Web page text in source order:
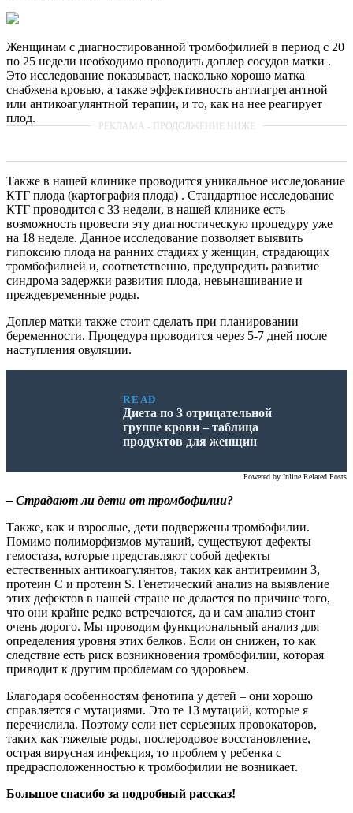
Женщинам с диагностированной тромбофилией в период с 20
по 25 недели необходимо проводить доплер сосудов матки .
Это исследование показывает, насколько хорошо матка
снабжена кровью, а также эффективность антиагрегантной
или антикоагулянтной терапии, и то, как на нее реагирует
плод.
Также в нашей клинике проводится уникальное исследование
КТГ плода (картография плода) . Стандартное исследование
КТГ проводится с 33 недели, в нашей клинике есть
возможность провести эту диагностическую процедуру уже
на 18 неделе. Данное исследование позволяет выявить
гипоксию плода на ранних стадиях у женщин, страдающих
тромбофилией и, соответственно, предупредить развитие
синдрома задержки развития плода, невынашивание и
преждевременные роды.
Доплер матки также стоит сделать при планировании
беременности. Процедура проводится через 5-7 дней после
наступления овуляции.
READ
Диета по 3 отрицательной
группе крови – таблица
продуктов для женщин
Powered by Inline Related Posts
– Страдают ли дети от тромбофилии?
Также, как и взрослые, дети подвержены тромбофилии.
Помимо полиморфизмов мутаций, существуют дефекты
гемостаза, которые представляют собой дефекты
естественных антикоагулянтов, таких как антитреимин 3,
протеин С и протеин S. Генетический анализ на выявление
этих дефектов в нашей стране не делается по причине того,
что они крайне редко встречаются, да и сам анализ стоит
очень дорого. Мы проводим функциональный анализ для
определения уровня этих белков. Если он снижен, то как
следствие есть риск возникновения тромбофилии, которая
приводит к другим проблемам со здоровьем.
Благодаря особенностям фенотипа у детей – они хорошо
справляется с мутациями. Это те 13 мутаций, которые я
перечислила. Поэтому если нет серьезных провокаторов,
таких как тяжелые роды, послеродовое восстановление,
острая вирусная инфекция, то проблем у ребенка с
предрасположенностью к тромбофилии не возникает.
Большое спасибо за подробный рассказ!